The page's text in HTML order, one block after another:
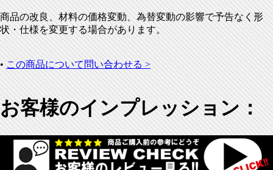
商品の改良、材料の価格変動、為替変動の影響で予告なく形
状・仕様を変更する場合があります。
•この商品について問い合わせる >
お客様のインプレッション：